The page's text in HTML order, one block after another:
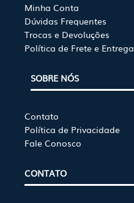
Minha Conta
Dúvidas Frequentes
Trocas e Devoluções
Política de Frete e Entrega
SOBRE NÓS
Contato
Política de Privacidade
Fale Conosco
CONTATO